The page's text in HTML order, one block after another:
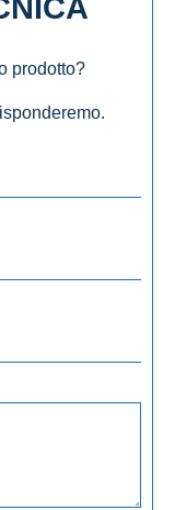
prodotto?